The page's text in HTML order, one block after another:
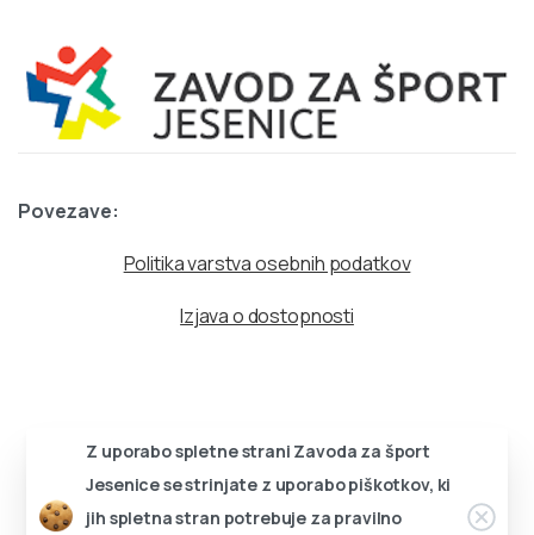
Povezave:
Politika varstva osebnih podatkov
Izjava o dostopnosti
Z uporabo spletne strani Zavoda za šport
Jesenice se strinjate z uporabo piškotkov, ki
jih spletna stran potrebuje za pravilno
Zapri